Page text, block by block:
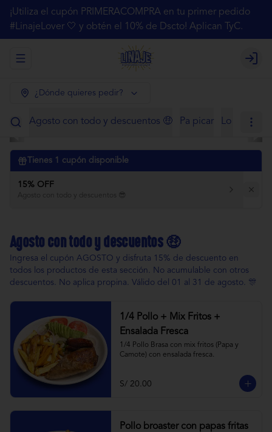
¡Utiliza el cupón PRIMERACOMPRA en tu primer pedido
#LinajeLover 🤍 y obtén el 10% de Dscto! Aplican TyC.
Abrir menu de navegación Login
¿Dónde quieres pedir?
Agosto con todo y descuentos 🤑 Pa picar Lo de
Tienes 1 cupón disponible
15% OFF
Agosto con todo y descuentos 😎
Agosto con todo y descuentos 🤑
Ingresa el cupón AGOSTO y disfruta 15% de descuento en
todos los productos de esta sección. No acumulable con otros
descuentos. No aplica propina. Válido del 01 al 31 de agosto. 🎊
1/4 Pollo + Mix Fritos +
Ensalada Fresca
1/4 Pollo Brasa con mix fritos (Papa y
Camote) con ensalada fresca.
S/ 20.00
Pollo broaster con papas fritas